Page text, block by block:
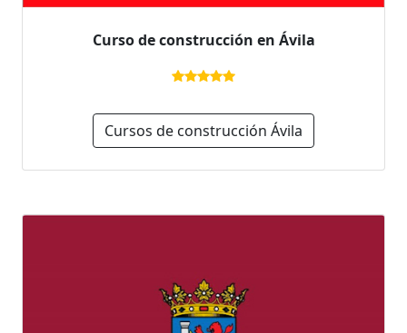
Curso de construcción en Ávila
Cursos de construcción Ávila